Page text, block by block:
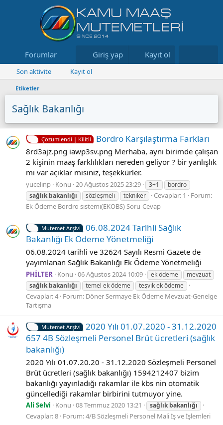
Forumlar Neler yeni Kaynaklar
Giriş yap Kayıt ol
Son aktivite Kayıt ol
Etiketler
Sağlık Bakanlığı
Çözümlendi | Kilitli Bordro Karşılaştırma Farkları
8rd3ajz.png iawp3sv.png Merhaba, aynı birimde çalışan
2 kişinin maaş farklılıkları nereden geliyor ? bir yanlışlık
mı var açıklar mısınız, teşekkürler.
yucelinp Konu 20 Ağustos 2025 23:29 3+1
bordro
sağlık bakanlığı sözleşmeli tekniker Cevaplar: 1
Forum:
Ek Ödeme Bordro sistemi(EKOBS) Soru-Cevap
Mutemet Arşivi
06.08.2024 Tari̇hli̇ Sağlık
Bakanlığı Ek Ödeme Yönetmeli̇ği̇
06.08.2024 tarihli ve 32624 Sayılı Resmi Gazete de
yayımlanan Sağlık Bakanlığı Ek Ödeme Yönetmeliği
PHİLTER Konu 06 Ağustos 2024 10:09 ek ödeme
mevzuat
sağlık bakanlığı temel ek ödeme teşvik ek ödeme
Cevaplar: 4 Forum: Döner Sermaye Ek Ödeme Mevzuat-Genelge
Tartışma
Mutemet Arşivi
2020 Yılı 01.07.2020 - 31.12.2020
657 4B Sözleşmeli Personel Brüt ücretleri (sağlık
bakanlığı)
2020 Yılı 01.07.20.20 - 31.12.2020 Sözleşmeli Personel
Brüt ücretleri (sağlık bakanlığı) 1594212407 bizim
bakanlığı yayınladığı rakamlar ile kbs nin otomatik
güncellediği rakamlar birbirini tutmuyor yine.
Ali Selvi Konu 08 Temmuz 2020 13:21 sağlık bakanlığı
Cevaplar: 8 Forum:4/B Sözleşmeli Personel Mali İş ve İşlemleri